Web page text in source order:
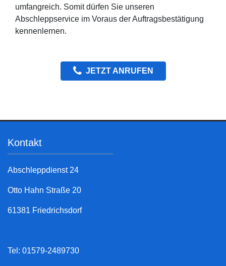
umfangreich. Somit dürfen Sie unseren
Abschleppservice im Voraus der Auftragsbestätigung
kennenlernen.
JETZT ANRUFEN
Kontakt
Abschleppdienst 24
Otto Hahn Straße 20
61381 Friedrichsdorf
Tel: 01579-2489730